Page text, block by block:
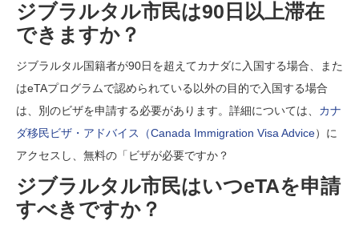
ジブラルタル市民は90日以上滞在
できますか？
ジブラルタル国籍者が90日を超えてカナダに入国する場合、また
はeTAプログラムで認められている以外の目的で入国する場合
は、別のビザを申請する必要があります。詳細については、 カナ
ダ移民ビザ・アドバイス（Canada Immigration Visa Advice）に
アクセスし、無料の「ビザが必要ですか？
ジブラルタル市民はいつeTAを申請
すべきですか？